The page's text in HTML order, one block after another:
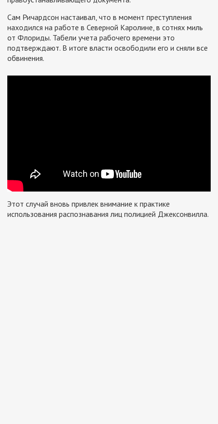
Сам Ричардсон настаивал, что в момент преступления
находился на работе в Северной Каролине, в сотнях миль
от Флориды. Табели учета рабочего времени это
подтверждают. В итоге власти освободили его и сняли все
обвинения.
Этот случай вновь привлек внимание к практике
использования распознавания лиц полицией Джексонвилла.